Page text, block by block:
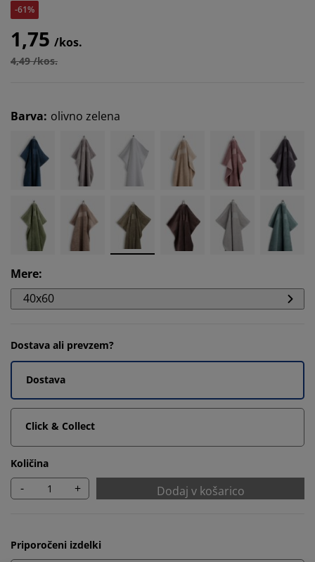
-61%
1,75 /kos.
4,49 /kos.
Barva: olivno zelena
Mere:
40x60
Dostava ali prevzem?
Dostava
Click & Collect
Količina
- + Dodaj v košarico
Priporočeni izdelki